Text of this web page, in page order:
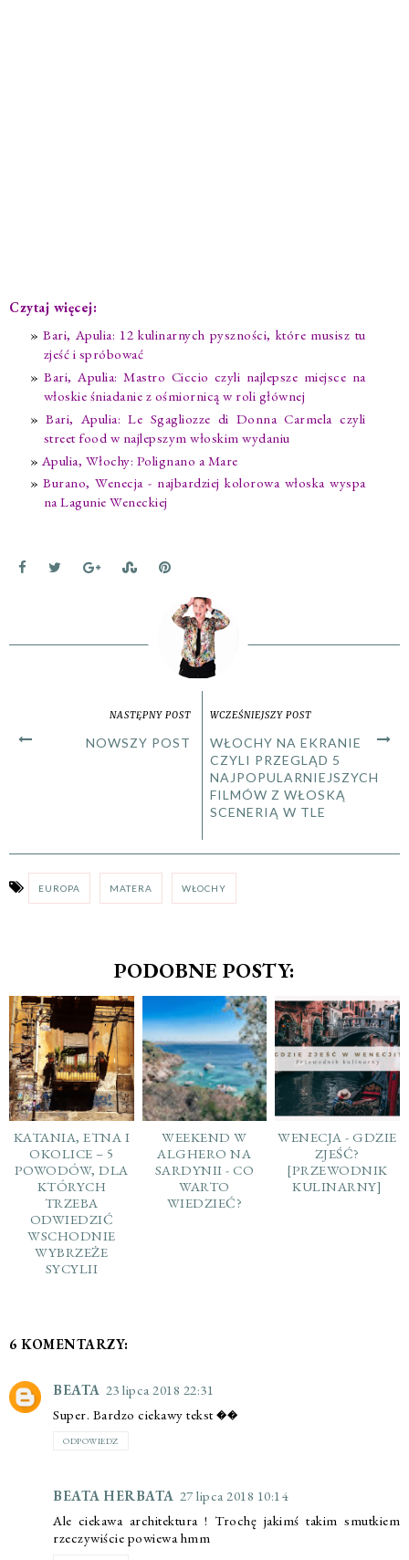
Czytaj więcej:
Bari, Apulia: 12 kulinarnych pyszności, które musisz tu
zjeść i spróbować
Bari, Apulia: Mastro Ciccio czyli najlepsze miejsce na
włoskie śniadanie z ośmiornicą w roli głównej
Bari, Apulia: Le Sgagliozze di Donna Carmela czyli
street food w najlepszym włoskim wydaniu
Apulia, Włochy: Polignano a Mare
Burano, Wenecja - najbardziej kolorowa włoska wyspa
na Lagunie Weneckiej
NASTĘPNY POST
NOWSZY POST
WCZEŚNIEJSZY POST
WŁOCHY NA EKRANIE
CZYLI PRZEGLĄD 5
NAJPOPULARNIEJSZYCH
FILMÓW Z WŁOSKĄ
SCENERIĄ W TLE
EUROPA MATERA WŁOCHY
PODOBNE POSTY:
KATANIA, ETNA I
OKOLICE – 5
POWODÓW, DLA
KTÓRYCH
TRZEBA
ODWIEDZIĆ
WSCHODNIE
WYBRZEŻE
SYCYLII
WEEKEND W
ALGHERO NA
SARDYNII - CO
WARTO
WIEDZIEĆ?
WENECJA - GDZIE
ZJEŚĆ?
[PRZEWODNIK
KULINARNY]
6 KOMENTARZY:
BEATA 23 lipca 2018 22:31
Super. Bardzo ciekawy tekst ��
ODPOWIEDZ
BEATA HERBATA 27 lipca 2018 10:14
Ale ciekawa architektura ! Trochę jakimś takim smutkiem
rzeczywiście powiewa hmm